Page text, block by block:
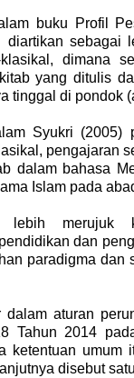
buku Profil
sebagai
dimana
yang ditulis
tinggal di pondok
Syukri (2005)
pengajaran
dalam bahasa
Islam pada
lebih merujuk
dan
paradigma dan
dalam aturan
Tahun 2014
ketentuan
disebut